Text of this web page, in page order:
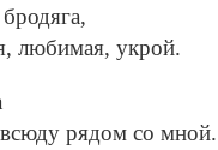
любимая, укрой.
всюду рядом со мной.